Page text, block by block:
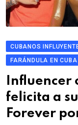
CUBANOS
FARÁNDULA EN CUBA
Influencer
felicita a
Forever